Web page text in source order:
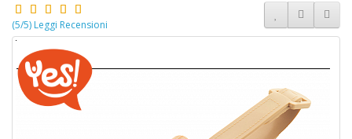
(5/5) Leggi Recensioni